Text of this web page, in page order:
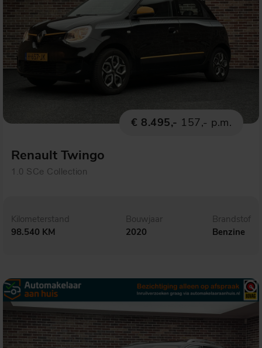
€ 8.495,- 157,- p.m.
Renault Twingo
1.0 SCe Collection
Kilometerstand
98.540 KM
Bouwjaar
2020
Brandstof
Benzine